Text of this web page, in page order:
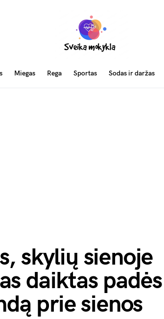
Miegas Rega Sportas Sodas ir daržas
skylių sienoje
daiktas padės
prie sienos